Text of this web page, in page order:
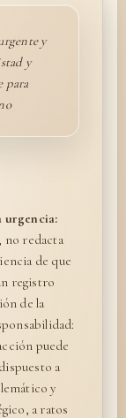
y
y
para
urgencia:
no redacta
de que
registro
de la
puede
a
y
a ratos